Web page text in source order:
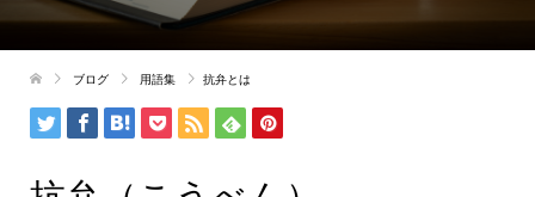
ブログ 用語集 抗弁とは